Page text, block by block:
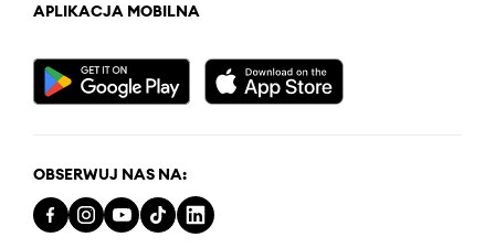
APLIKACJA MOBILNA
OBSERWUJ NAS NA: